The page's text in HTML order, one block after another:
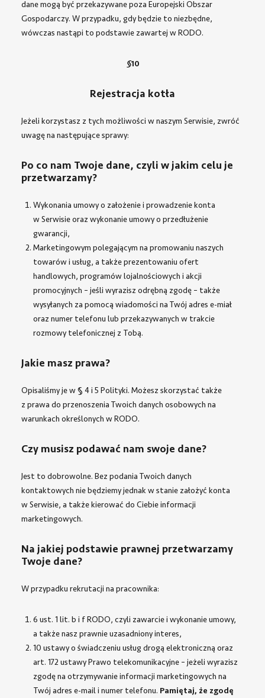
dane mogą być przekazywane poza Europejski Obszar
Gospodarczy. W przypadku, gdy będzie to niezbędne,
wówczas nastąpi to podstawie zawartej w RODO.
§10
Rejestracja kotła
Jeżeli korzystasz z tych możliwości w naszym Serwisie, zwróć
uwagę na następujące sprawy:
Po co nam Twoje dane, czyli w jakim celu je
przetwarzamy?
Wykonania umowy o założenie i prowadzenie konta
w Serwisie oraz wykonanie umowy o przedłużenie
gwarancji,
Marketingowym polegającym na promowaniu naszych
towarów i usług, a także prezentowaniu ofert
handlowych, programów lojalnościowych i akcji
promocyjnych – jeśli wyrazisz odrębną zgodę – także
wysyłanych za pomocą wiadomości na Twój adres e-miał
oraz numer telefonu lub przekazywanych w trakcie
rozmowy telefonicznej z Tobą.
Jakie masz prawa?
Opisaliśmy je w § 4 i 5 Polityki. Możesz skorzystać także
z prawa do przenoszenia Twoich danych osobowych na
warunkach określonych w RODO.
Czy musisz podawać nam swoje dane?
Jest to dobrowolne. Bez podania Twoich danych
kontaktowych nie będziemy jednak w stanie założyć konta
w Serwisie, a także kierować do Ciebie informacji
marketingowych.
Na jakiej podstawie prawnej przetwarzamy
Twoje dane?
W przypadku rekrutacji na pracownika:
6 ust. 1 lit. b i f RODO, czyli zawarcie i wykonanie umowy,
a także nasz prawnie uzasadniony interes,
10 ustawy o świadczeniu usług drogą elektroniczną oraz
art. 172 ustawy Prawo telekomunikacyjne – jeżeli wyrazisz
zgodę na otrzymywanie informacji marketingowych na
Twój adres e-mail i numer telefonu. Pamiętaj, że zgodę